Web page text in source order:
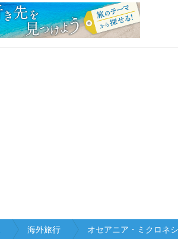
海外旅行 オセアニア・ミクロネ